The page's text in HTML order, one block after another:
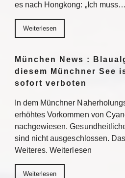
es nach Hongkong: „Ich muss…
Weiterlesen
München News :
diesem Münchner See
sofort verboten
In dem Münchner
erhöhtes Vorkommen von
nachgewiesen.
sind nicht ausgeschlossen.
Weiteres. Weiterlesen
Weiterlesen